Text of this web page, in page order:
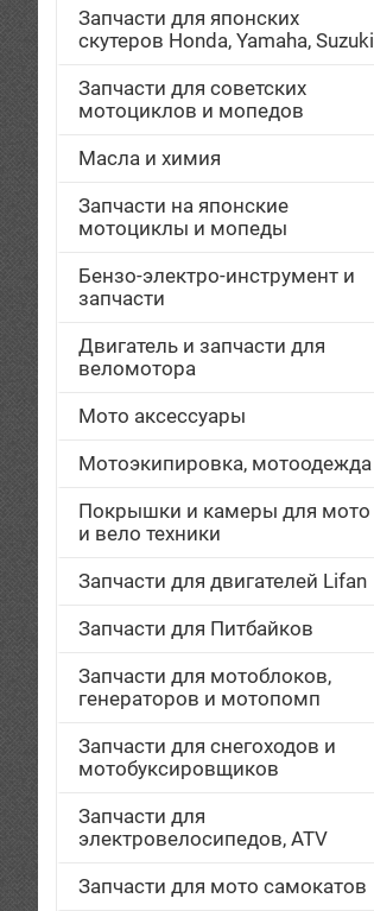
Запчасти для японских
скутеров Honda, Yamaha, Suzuki
Запчасти для советских
мотоциклов и мопедов
Масла и химия
Запчасти на японские
мотоциклы и мопеды
Бензо-электро-инструмент и
запчасти
Двигатель и запчасти для
веломотора
Мото аксессуары
Мотоэкипировка, мотоодежда
Покрышки и камеры для мото
и вело техники
Запчасти для двигателей Lifan
Запчасти для Питбайков
Запчасти для мотоблоков,
генераторов и мотопомп
Запчасти для снегоходов и
мотобуксировщиков
Запчасти для
электровелосипедов, ATV
Запчасти для мото самокатов